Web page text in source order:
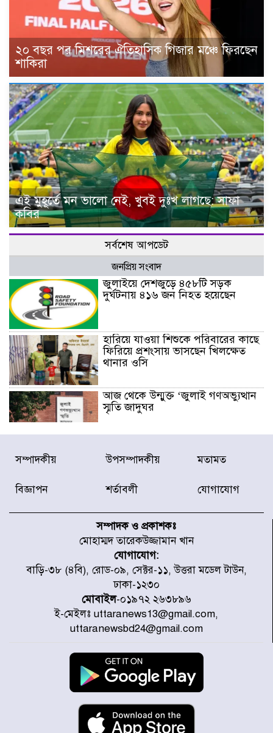
২০ বছর পর মিশরের ঐতিহাসিক গিজার মঞ্চে ফিরছেন
শাকিরা
এই মুহূর্তে মন ভালো নেই, খুবই দুঃখ লাগছে: সাফা
কবির
সর্বশেষ আপডেট
জনপ্রিয় সংবাদ
জুলাইয়ে দেশজুড়ে ৪৫৮টি সড়ক
দুর্ঘটনায় ৪১৬ জন নিহত হয়েছেন
হারিয়ে যাওয়া শিশুকে পরিবারের কাছে
ফিরিয়ে প্রশংসায় ভাসছেন খিলক্ষেত
থানার ওসি
আজ থেকে উন্মুক্ত ‘জুলাই গণঅভ্যুত্থান
স্মৃতি জাদুঘর
রাজধানীর উত্তরা আঞ্চলিক পাসপোর্ট
অফিসের সামনে দালাল চক্রের ১৩ জন
করেছে র‌্যাব-১
চূড়ান্ত পর্যায়ে : ইরান
প্রত্যেক অপরাধীর বিচার এ দেশেই
হবে, সে যত শক্তিশালীই হোক না কেন,
চট্টগ্রামে জুলাই গণঅভ্যুত্থান দিবসে
প্রতিমন্ত্রী মীর হেলাল
আগামী ৫ দিন বৃষ্টির আভাস
হাসিনার বক্তব্য প্রচারে ভারতের সমর্থন
সম্পাদকীয় উপসম্পাদকীয় মতামত
বিজ্ঞাপন শর্তাবলী যোগাযোগ
সম্পাদক ও প্রকাশকঃ
মোহাম্মদ তারেকউজ্জামান খান
যোগাযোগ:
বাড়ি-৩৮ (৪বি), রোড-০৯, সেক্টর-১১, উত্তরা মডেল টাউন,
ঢাকা-১২৩০
মোবাইল-০১৯৭২ ২৬৩৮৯৬
ই-মেইলঃ uttaranews13@gmail.com,
uttaranewsbd24@gmail.com